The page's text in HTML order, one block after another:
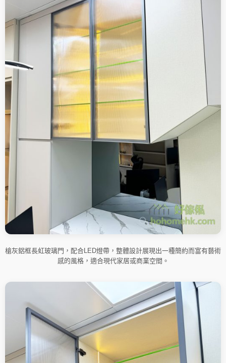
槍灰鋁框長虹玻璃門，配合LED燈帶，整體設計展現出一種簡約而富有藝術
感的風格，適合現代家居或商業空間。